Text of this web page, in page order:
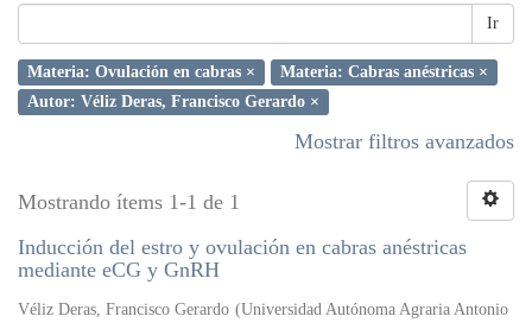
Ir
Materia: Ovulación en cabras ×
Materia: Cabras anéstricas ×
Autor: Véliz Deras, Francisco Gerardo ×
Mostrar filtros avanzados
Mostrando ítems 1-1 de 1
Inducción del estro y ovulación en cabras anéstricas
mediante eCG y GnRH
Véliz Deras, Francisco Gerardo (Universidad Autónoma Agraria Antonio